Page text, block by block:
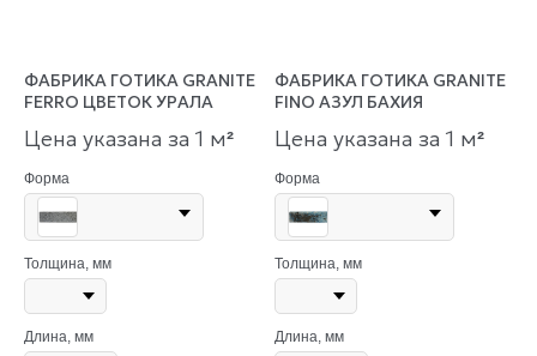
ФАБРИКА ГОТИКА GRANITE
FERRO ЦВЕТОК УРАЛА
Цена указана за 1 м²
Форма
Толщина, мм
Длина, мм
ФАБРИКА ГОТИКА GRANITE
FINO АЗУЛ БАХИЯ
Цена указана за 1 м²
Форма
Толщина, мм
Длина, мм